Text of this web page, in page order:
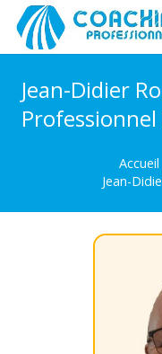
Jean-Didier
Accueil
Jean-